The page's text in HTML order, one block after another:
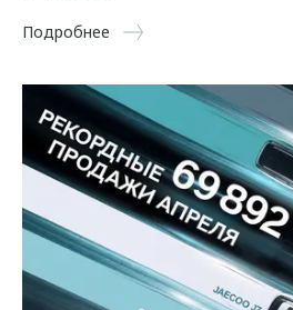
Подробнее